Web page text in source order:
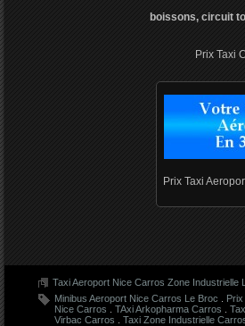
boissons, circuit
Prix Taxi
Prix Taxi
Taxi Aeroport Nice Carros Zone Industrielle
Minibus Aeroport Nice Carros Le Broc
Nice Carros
TAxi Arkopharma Carros
Virbac Carros
Taxi Zone Industrielle